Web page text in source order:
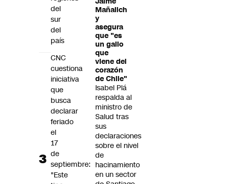
Mañalich
y
asegura
que "es
un gallo
que
viene del
corazón
de Chile"
Isabel Plá
respalda al
ministro de
Salud tras
sus
declaraciones
sobre el nivel
de
hacinamiento
en un sector
del
sur
del
país
CNC
cuestiona
iniciativa
que
busca
declarar
feriado
el
17
de
septiembre:
"Este